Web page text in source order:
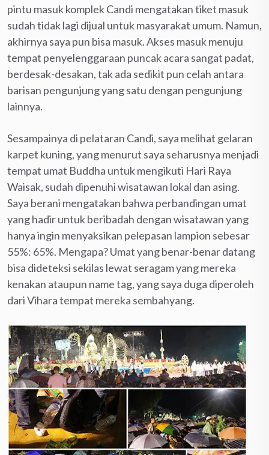
pintu masuk komplek Candi mengatakan tiket masuk
sudah tidak lagi dijual untuk masyarakat umum. Namun,
akhirnya saya pun bisa masuk. Akses masuk menuju
tempat penyelenggaraan puncak acara sangat padat,
berdesak-desakan, tak ada sedikit pun celah antara
barisan pengunjung yang satu dengan pengunjung
lainnya.
Sesampainya di pelataran Candi, saya melihat gelaran
karpet kuning, yang menurut saya seharusnya menjadi
tempat umat Buddha untuk mengikuti Hari Raya
Waisak, sudah dipenuhi wisatawan lokal dan asing.
Saya berani mengatakan bahwa perbandingan umat
yang hadir untuk beribadah dengan wisatawan yang
hanya ingin menyaksikan pelepasan lampion sebesar
55%: 65%. Mengapa? Umat yang benar-benar datang
bisa dideteksi sekilas lewat seragam yang mereka
kenakan ataupun name tag, yang saya duga diperoleh
dari Vihara tempat mereka sembahyang.